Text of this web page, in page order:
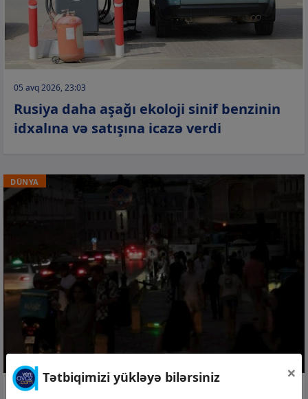
05 avq 2026, 23:03
Rusiya daha aşağı ekoloji sinif benzinin
idxalına və satışına icazə verdi
DÜNYA
05 avq 2026, 22:29
Tətbiqimizi yükləyə bilərsiniz ×